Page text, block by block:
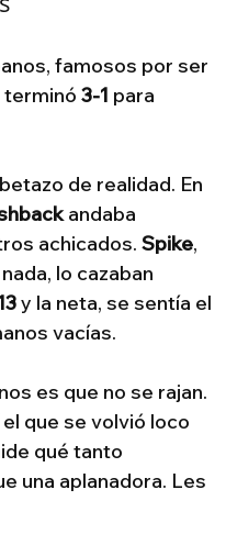
famosos por ser
terminó 3-1 para
de realidad. En
andaba
achicados. Spike,
lo cazaban
y la neta, se sentía el
vacías.
es que no se rajan.
que se volvió loco
qué tanto
una aplanadora. Les